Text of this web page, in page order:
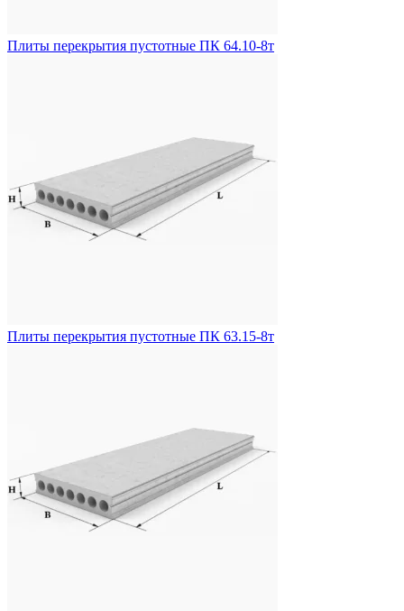
Плиты перекрытия пустотные ПК 64.10-8т
Плиты перекрытия пустотные ПК 63.15-8т